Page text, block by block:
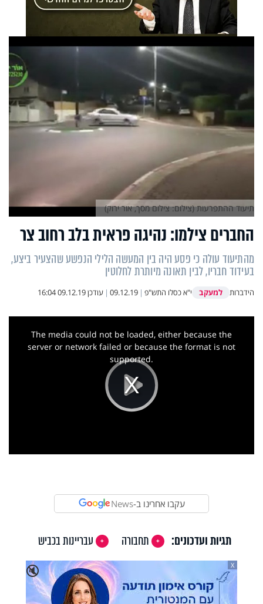
החברים צילמו: נהיגה פראית בלב רחוב צר
מהתיעוד עולה כי פסע היה בין המעשה הלילי הנפשע שהצעיר ביצע,
בעידוד חבריו, לבין תאונה מיותרת לחלוטין
הידברות למעקב י"א כסלו התש"פ |
09.12.19
| עודכן09.12.19 16:04
תיעוד ההתפרעות (צילום: צילום מסך, אור ירוק)
Play
This
The media could not be loaded, either because the
server or network failed or because the format is not
supported.
עקבו אחרינו ב-News
תגיות ועדכונים: תחבורה
עבריינות בכביש
🔇
X